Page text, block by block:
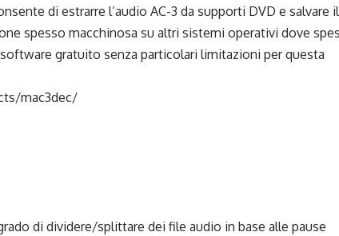
di estrarre l’audio AC-3 da supporti DVD e salvare il
spesso macchinosa su altri sistemi operativi dove
gratuito senza particolari limitazioni per questa
mac3dec/
di dividere/splittare dei file audio in base alle pause